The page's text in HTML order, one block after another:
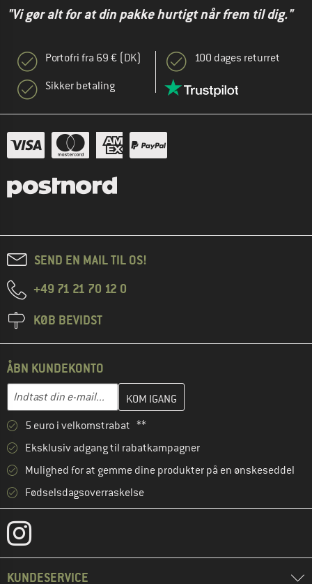
"Vi gør alt for at din pakke hurtigt når frem til dig."
Portofri fra 69 € (DK)
Sikker betaling
100 dages returret
SEND EN MAIL TIL OS!
+49 71 21 70 12 0
KØB BEVIDST
ÅBN KUNDEKONTO
E-mail-adresse
Indtast din e-mailadresse her, og opret i næste trin din
5 euro i velkomstrabat **
Eksklusiv adgang til rabatkampagner
Mulighed for at gemme dine produkter på en ønskeseddel
Fødselsdagsoverraskelse
KUNDESERVICE